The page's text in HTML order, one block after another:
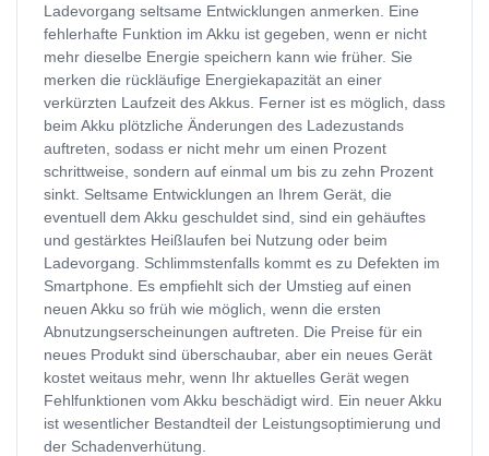
Ladevorgang seltsame Entwicklungen anmerken. Eine
fehlerhafte Funktion im Akku ist gegeben, wenn er nicht
mehr dieselbe Energie speichern kann wie früher. Sie
merken die rückläufige Energiekapazität an einer
verkürzten Laufzeit des Akkus. Ferner ist es möglich, dass
beim Akku plötzliche Änderungen des Ladezustands
auftreten, sodass er nicht mehr um einen Prozent
schrittweise, sondern auf einmal um bis zu zehn Prozent
sinkt. Seltsame Entwicklungen an Ihrem Gerät, die
eventuell dem Akku geschuldet sind, sind ein gehäuftes
und gestärktes Heißlaufen bei Nutzung oder beim
Ladevorgang. Schlimmstenfalls kommt es zu Defekten im
Smartphone. Es empfiehlt sich der Umstieg auf einen
neuen Akku so früh wie möglich, wenn die ersten
Abnutzungserscheinungen auftreten. Die Preise für ein
neues Produkt sind überschaubar, aber ein neues Gerät
kostet weitaus mehr, wenn Ihr aktuelles Gerät wegen
Fehlfunktionen vom Akku beschädigt wird. Ein neuer Akku
ist wesentlicher Bestandteil der Leistungsoptimierung und
der Schadenverhütung.